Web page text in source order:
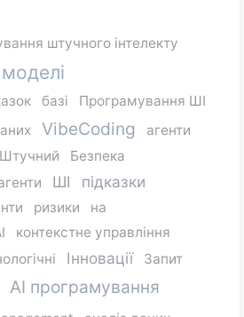
штучного інтелекту
базі
Програмування ШІ
VibeCoding
агенти
Штучний
Безпека
ШІ підказки
ризики
на
контекстне управління
Інновації
Запит
AI програмування